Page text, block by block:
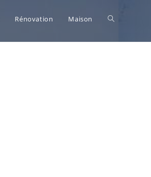
Rénovation Maison Toggle